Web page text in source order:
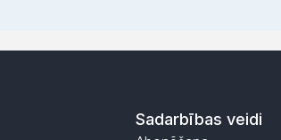
Sadarbības veidi